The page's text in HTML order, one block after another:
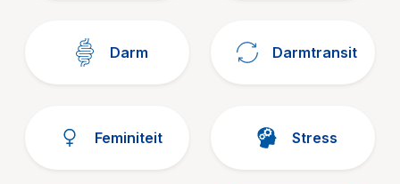
Darm Darmtransit
Feminiteit Stress